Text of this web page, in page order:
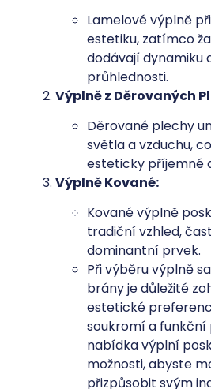
Lamelové výplně
estetiku, zatímco
dodávají dynamiku
průhlednosti.
Výplně z Děrovaných
Děrované plechy
světla a vzduchu,
esteticky příjemné
Výplně Kované:
Kované výplně
tradiční vzhled,
dominantní prvek.
Při výběru výplně
brány je důležité
estetické
soukromí a funkční
nabídka výplní
možnosti, abyste
přizpůsobit svým